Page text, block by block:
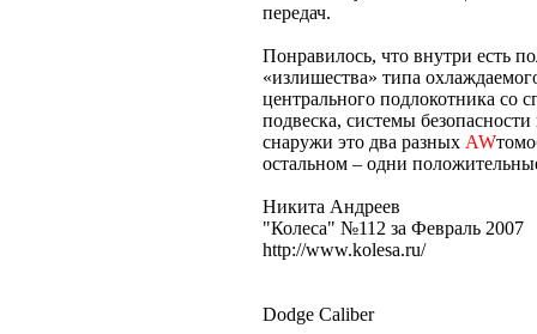
передач.
Понравилось, что внутри есть
«излишества» типа
центрального подлокотника со
подвеска, системы
снаружи это два разных AW
остальном – одни
Никита Андреев
"Колеса" №112 за Февраль 2007
http://www.kolesa.ru/
Dodge Caliber